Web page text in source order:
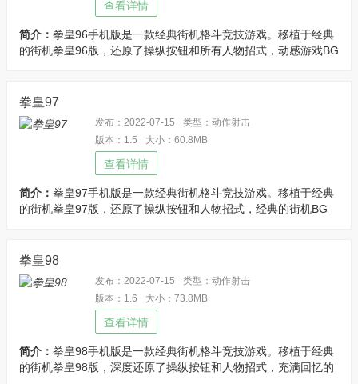
查看详情
简介： 拳皇96手机版是一款经典街机格斗竞技游戏。移植于经典
的街机拳皇96版，还原了操纵按钮和所有人物招式，动感游戏BG
拳皇97
发布：2022-07-15
类型：动作射击
版本：1.5
大小：60.8MB
查看详情
简介： 拳皇97手机版是一款经典街机格斗竞技游戏。移植于经典
的街机拳皇97版，还原了操纵按钮和人物招式，经典的街机BG
拳皇98
发布：2022-07-15
类型：动作射击
版本：1.6
大小：73.8MB
查看详情
简介： 拳皇98手机版是一款经典街机格斗竞技游戏。移植于经典
的街机拳皇98版，深度还原了操纵按钮和人物招式，充满回忆的